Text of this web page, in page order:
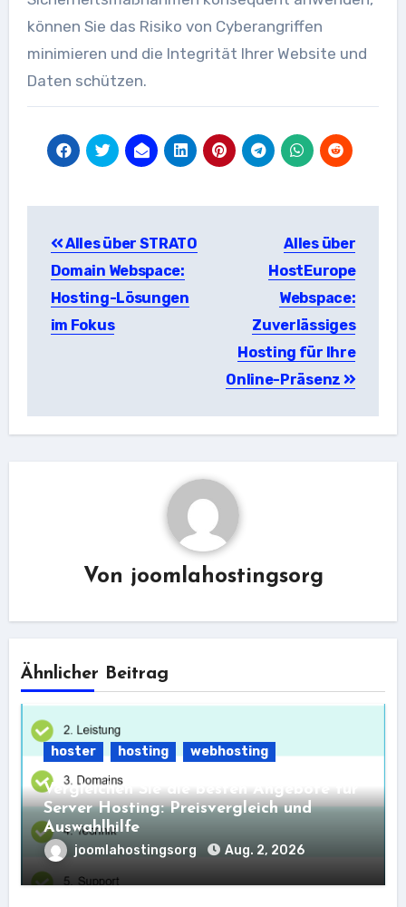
können Sie das Risiko von Cyberangriffen
minimieren und die Integrität Ihrer Website und
Daten schützen.
Alles über STRATO
Domain Webspace:
Hosting-Lösungen
im Fokus
Alles über
HostEurope
Webspace:
Zuverlässiges
Hosting für Ihre
Online-Präsenz
Von joomlahostingsorg
Ähnlicher Beitrag
hoster hosting webhosting
Vergleichen Sie die besten Angebote für
Server Hosting: Preisvergleich und
Auswahlhilfe
joomlahostingsorg Aug. 2, 2026